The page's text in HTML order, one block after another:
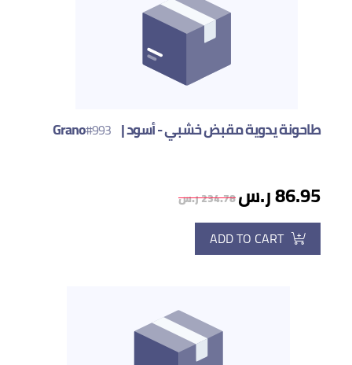
طاحونة يدوية مقبض خشبي - أسود | Grano #993
86.95 ر.س 234.78 ر.س
ADD TO CART